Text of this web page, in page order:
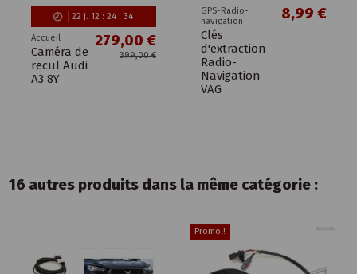
22 j. 12 : 24: 33
Accueil
Caméra de
recul Audi
A3 8Y
279,00 €
399,00 €
GPS-Radio-
navigation
Clés
d'extraction
Radio-
Navigation
VAG
8,99 €
16 autres produits dans la même catégorie :
Promo !